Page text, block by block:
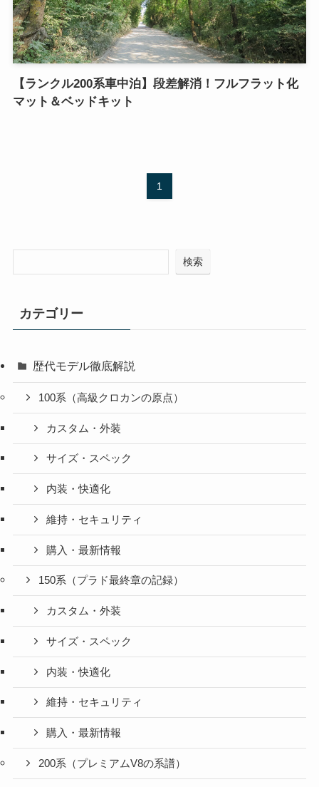
【ランクル200系車中泊】段差解消！フルフラット化
マット＆ベッドキット
1
検索
カテゴリー
歴代モデル徹底解説
100系（高級クロカンの原点）
カスタム・外装
サイズ・スペック
内装・快適化
維持・セキュリティ
購入・最新情報
150系（プラド最終章の記録）
カスタム・外装
サイズ・スペック
内装・快適化
維持・セキュリティ
購入・最新情報
200系（プレミアムV8の系譜）